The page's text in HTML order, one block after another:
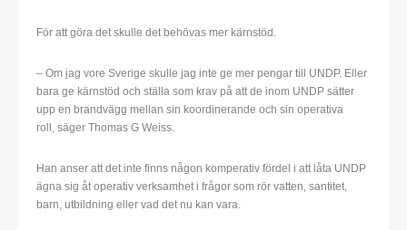
För att göra det skulle det behövas mer kärnstöd.
– Om jag vore Sverige skulle jag inte ge mer pengar till UNDP. Eller
bara ge kärnstöd och ställa som krav på att de inom UNDP sätter
upp en brandvägg mellan sin koordinerande och sin operativa
roll, säger Thomas G Weiss.
Han anser att det inte finns någon komperativ fördel i att låta UNDP
ägna sig åt operativ verksamhet i frågor som rör vatten, santitet,
barn, utbildning eller vad det nu kan vara.